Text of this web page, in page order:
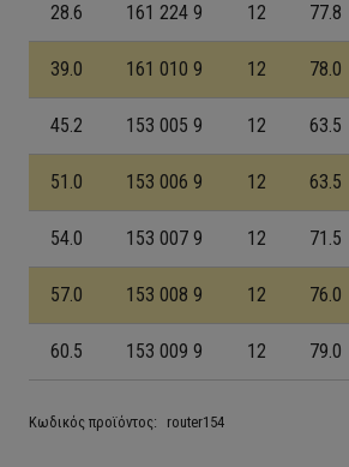
28.6 161 224 9 12 77.8
39.0 161 010 9 12 78.0
45.2 153 005 9 12 63.5
51.0 153 006 9 12 63.5
54.0 153 007 9 12 71.5
57.0 153 008 9 12 76.0
60.5 153 009 9 12 79.0
Κωδικός προϊόντος: router154